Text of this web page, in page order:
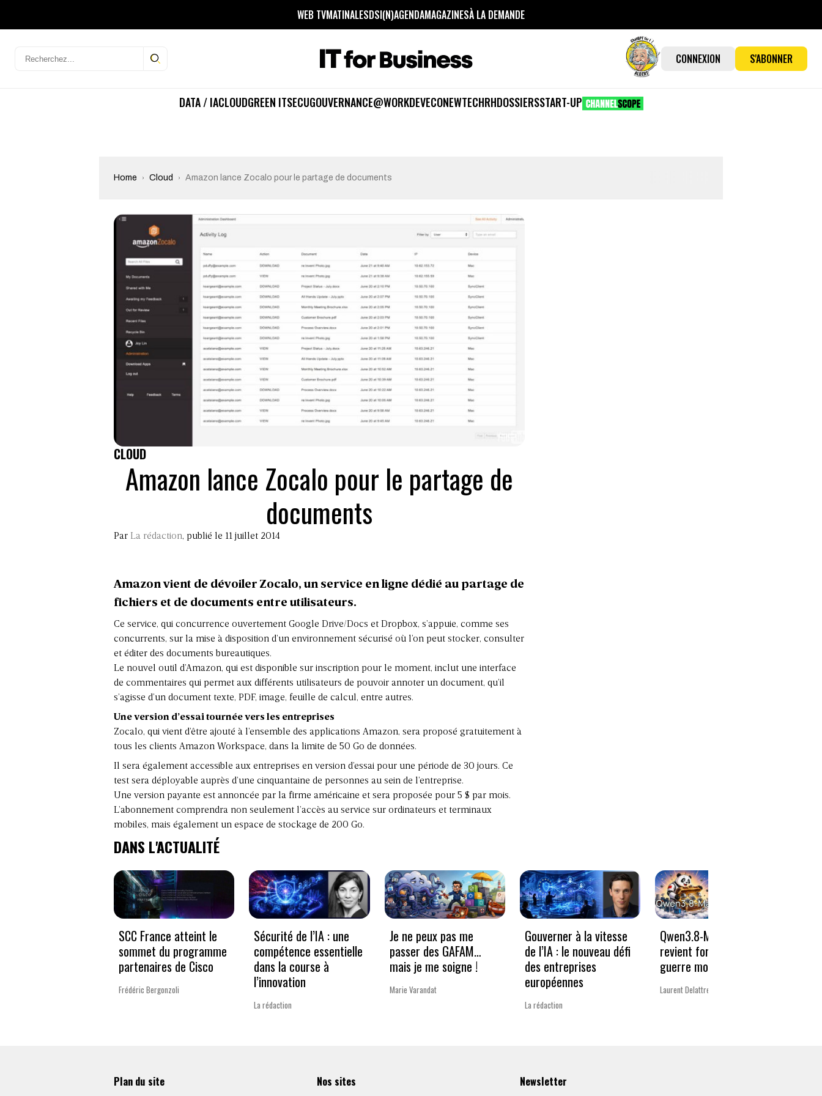
WEB TVMATINALESDSI(N)AGENDAMAGAZINESÀ LA DEMANDE
CONNEXION S'ABONNER
DATA / IACLOUDGREEN ITSECUGOUVERNANCE@WORKDEVECONEWTECHRHDOSSIERSSTART-UP
Home Cloud Amazon lance Zocalo pour le partage de documents
CLOUD
Amazon lance Zocalo pour le partage de
documents
Par La rédaction, publié le 11 juillet 2014
Amazon vient de dévoiler Zocalo, un service en ligne dédié au partage de
fichiers et de documents entre utilisateurs.
Ce service, qui concurrence ouvertement Google Drive/Docs et Dropbox, s’appuie, comme ses
concurrents, sur la mise à disposition d’un environnement sécurisé où l’on peut stocker, consulter
et éditer des documents bureautiques.
Le nouvel outil d’Amazon, qui est disponible sur inscription pour le moment, inclut une interface
de commentaires qui permet aux différents utilisateurs de pouvoir annoter un document, qu’il
s’agisse d’un document texte, PDF, image, feuille de calcul, entre autres.
Une version d’essai tournée vers les entreprises
Zocalo, qui vient d’être ajouté à l’ensemble des applications Amazon, sera proposé gratuitement à
tous les clients Amazon Workspace, dans la limite de 50 Go de données.
Il sera également accessible aux entreprises en version d’essai pour une période de 30 jours. Ce
test sera déployable auprès d’une cinquantaine de personnes au sein de l’entreprise.
Une version payante est annoncée par la firme américaine et sera proposée pour 5 $ par mois.
L’abonnement comprendra non seulement l’accès au service sur ordinateurs et terminaux
mobiles, mais également un espace de stockage de 200 Go.
DANS L'ACTUALITÉ
SCC France atteint le
sommet du programme
partenaires de Cisco
Frédéric Bergonzoli
Sécurité de l’IA : une
compétence essentielle
dans la course à
l’innovation
La rédaction
Je ne peux pas me
passer des GAFAM…
mais je me soigne !
Marie Varandat
Gouverner à la vitesse
de l’IA : le nouveau défi
des entreprises
européennes
La rédaction
Qwen3.8-Max : Alibaba
revient fort dans la
guerre mondiale des IA
Laurent Delattre
Plan du site Nos sites Newsletter